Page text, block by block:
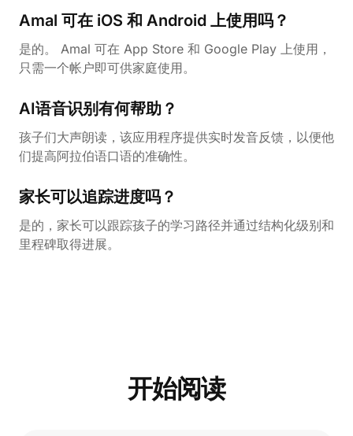
Amal 可在 iOS 和 Android 上使用吗？
是的。 Amal 可在 App Store 和 Google Play 上使用，
只需一个帐户即可供家庭使用。
AI语音识别有何帮助？
孩子们大声朗读，该应用程序提供实时发音反馈，以便他
们提高阿拉伯语口语的准确性。
家长可以追踪进度吗？
是的，家长可以跟踪孩子的学习路径并通过结构化级别和
里程碑取得进展。
开始阅读